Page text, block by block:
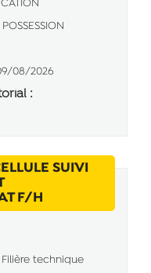
08/2026
:
SUIVI
F/H
technique